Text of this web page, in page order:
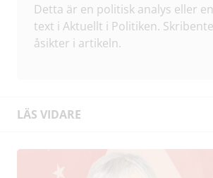
Detta är en politisk analys eller
text i Aktuellt i Politiken.
åsikter i artikeln.
LÄS VIDARE